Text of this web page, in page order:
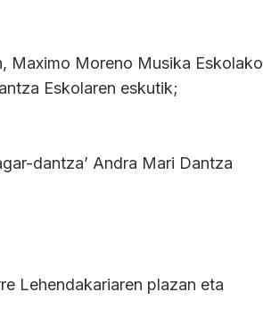
Maximo Moreno Musika Eskolako
Eskolaren eskutik;
dantza’ Andra Mari Dantza
Lehendakariaren plazan eta